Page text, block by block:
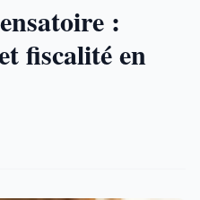
:
fiscalité en